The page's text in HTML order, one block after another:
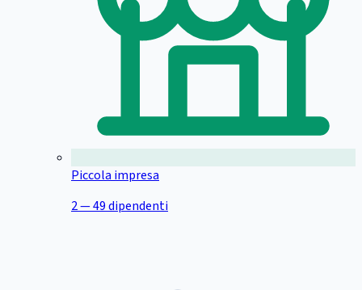
Piccola impresa
2 — 49 dipendenti